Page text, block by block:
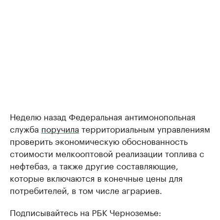
Неделю назад Федеральная антимонопольная
служба поручила территориальным управлениям
проверить экономическую обоснованность
стоимости мелкооптовой реализации топлива с
нефтебаз, а также другие составляющие,
которые включаются в конечные цены для
потребителей, в том числе аграриев.
Подписывайтесь на РБК Черноземье: